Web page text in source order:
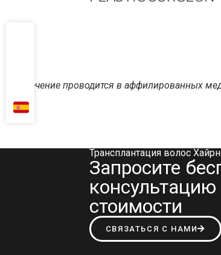
*Лечение проводится в аффилированных
Трансплантация волос
Запросите
консультацию
стоимости
СВЯЗАТЬСЯ С НАМИ